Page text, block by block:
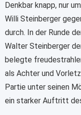
Denkbar knapp, nur
Willi Steinberger
durch. In der Runde
Walter Steinberger
belegte
als Achter und
Partie unter seinen
ein starker Auftritt